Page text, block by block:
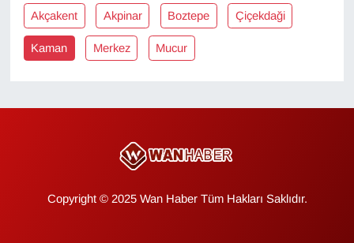
Akçakent Akpinar Boztepe Çiçekdaği
Kaman Merkez Mucur
Copyright © 2025 Wan Haber Tüm Hakları Saklıdır.
Kamu Alımları
Kim Kimdir?